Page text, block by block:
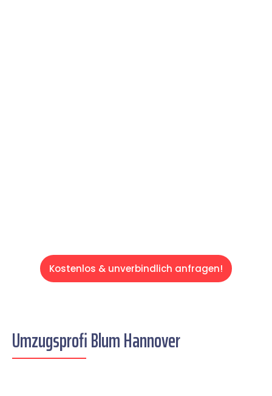
Kostenlos & unverbindlich anfragen!
Umzugsprofi Blum Hannover